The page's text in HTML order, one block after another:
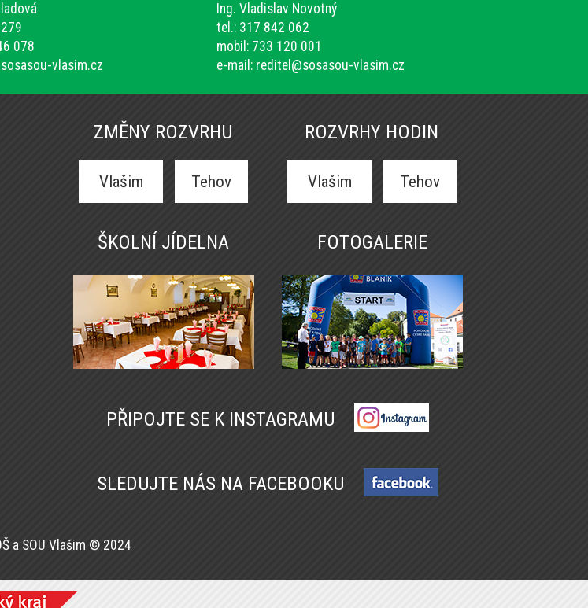
078
vlasim.cz
Ing. Vladislav Novotný
tel.: 317 842 062
mobil: 733 120 001
e-mail: reditel@sosasou-vlasim.cz
ZMĚNY ROZVRHU
Vlašim Tehov
ROZVRHY HODIN
Vlašim Tehov
ŠKOLNÍ JÍDELNA FOTOGALERIE
PŘIPOJTE SE K INSTAGRAMU
SLEDUJTE NÁS NA FACEBOOKU
a SOU Vlašim © 2024